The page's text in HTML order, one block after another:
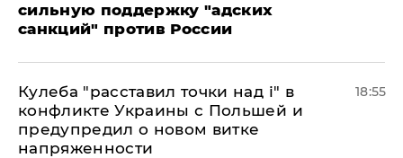
сильную поддержку "адских
санкций" против России
Кулеба "расставил точки над і" в
конфликте Украины с Польшей и
предупредил о новом витке
напряженности
18:55